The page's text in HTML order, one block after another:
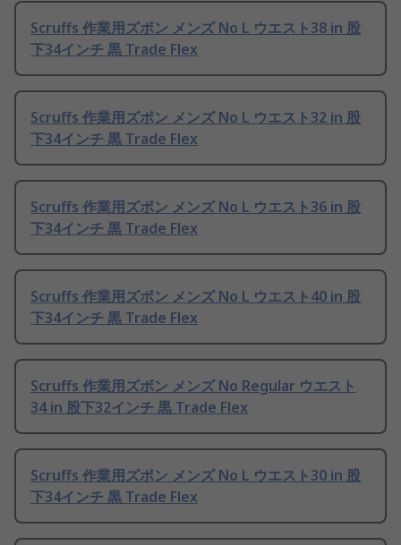
Scruffs 作業用ズボン メンズ No L ウエスト38 in 股
下34インチ 黒 Trade Flex
Scruffs 作業用ズボン メンズ No L ウエスト32 in 股
下34インチ 黒 Trade Flex
Scruffs 作業用ズボン メンズ No L ウエスト36 in 股
下34インチ 黒 Trade Flex
Scruffs 作業用ズボン メンズ No L ウエスト40 in 股
下34インチ 黒 Trade Flex
Scruffs 作業用ズボン メンズ No Regular ウエスト
34 in 股下32インチ 黒 Trade Flex
Scruffs 作業用ズボン メンズ No L ウエスト30 in 股
下34インチ 黒 Trade Flex